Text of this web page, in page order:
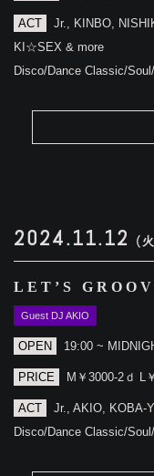
ACT
Jr., KINBO,
KI☆SEX & more
Disco/Dance Classic/
2024.11.12 (
LET’S
Guest DJ AKIO
OPEN 19:00 ~
PRICE M￥3000-2ｄ L
ACT
Jr., AKIO, KOBA-
Disco/Dance Classic/